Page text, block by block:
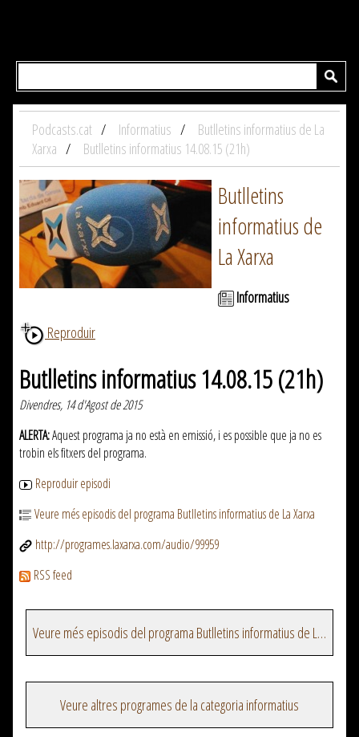
Podcasts.cat Informatius
Butlletins informatius de La
Xarxa
Butlletins informatius 14.08.15 (21h)
Butlletins
informatius de
La Xarxa
Informatius
Reproduir
Butlletins informatius 14.08.15 (21h)
Divendres, 14 d'Agost de 2015
ALERTA:Aquest programa ja no està en emissió, i es possible que ja no es
trobin els fitxers del programa.
Reproduir episodi
Veure més episodis del programa Butlletins informatius de La Xarxa
http://programes.laxarxa.com/audio/99959
RSS feed
Veure més episodis del programa Butlletins informatius de La Xarxa
Veure altres programes de la categoria informatius